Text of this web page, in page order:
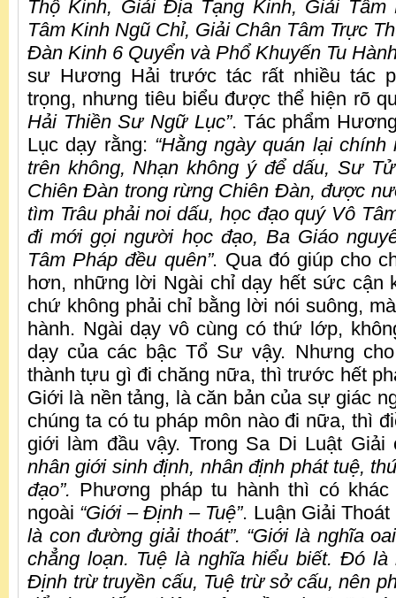
Thộ Kinh, Giải Địa Tạng Kinh, Giải
Tâm Kinh Ngũ Chỉ, Giải Chân Tâm Trực
Đàn Kinh 6 Quyển và Phổ Khuyến Tu
sư Hương Hải trước tác rất nhiều tác
trọng, nhưng tiêu biểu được thể hiện rõ
Hải Thiền Sư Ngữ Lục”. Tác phẩm
Lục dạy rằng: “Hằng ngày quán lại
trên không, Nhạn không ý để dấu, Sư
Chiên Đàn trong rừng Chiên Đàn, được
tìm Trâu phải noi dấu, học đạo quý Vô
đi mới gọi người học đạo, Ba Giáo
Tâm Pháp đều quên”. Qua đó giúp cho
hơn, những lời Ngài chỉ dạy hết sức cận
chứ không phải chỉ bằng lời nói suông,
hành. Ngài dạy vô cùng có thứ lớp,
dạy của các bậc Tổ Sư vậy. Nhưng
thành tựu gì đi chăng nữa, thì trước hết
Giới là nền tảng, là căn bản của sự giác
chúng ta có tu pháp môn nào đi nữa, thì
giới làm đầu vậy. Trong Sa Di Luật
nhân giới sinh định, nhân định phát tuệ,
đạo”. Phương pháp tu hành thì có khác
ngoài “Giới – Định – Tuệ”. Luận Giải
là con đường giải thoát”. “Giới là nghĩa
chẳng loạn. Tuệ là nghĩa hiểu biết. Đó
Định trừ truyền cấu, Tuệ trừ sở cấu, nên